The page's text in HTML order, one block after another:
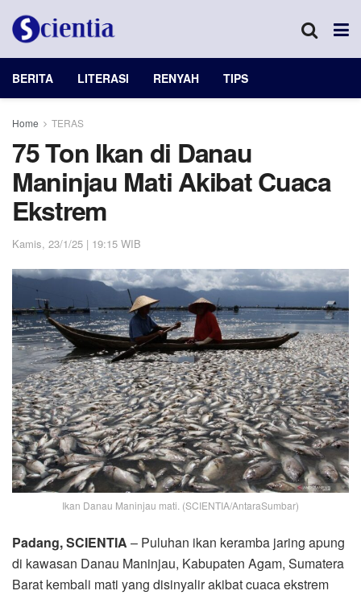
BERITA LITERASI RENYAH TIPS
Home TERAS
75 Ton Ikan di Danau
Maninjau Mati Akibat Cuaca
Ekstrem
Kamis, 23/1/25 | 19:15 WIB
Ikan Danau Maninjau mati. (SCIENTIA/AntaraSumbar)
Padang, SCIENTIA – Puluhan ikan keramba jaring apung
di kawasan Danau Maninjau, Kabupaten Agam, Sumatera
Barat kembali mati yang disinyalir akibat cuaca ekstrem